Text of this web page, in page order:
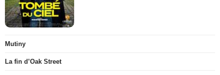
Mutiny
La fin d’Oak Street